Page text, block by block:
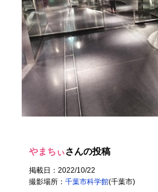
やまちぃさんの投稿
掲載日：2022/10/22
撮影場所：千葉市科学館(千葉市)